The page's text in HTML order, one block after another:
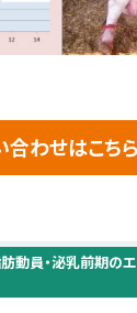
合わせはこち
肪動員・泌乳前期の